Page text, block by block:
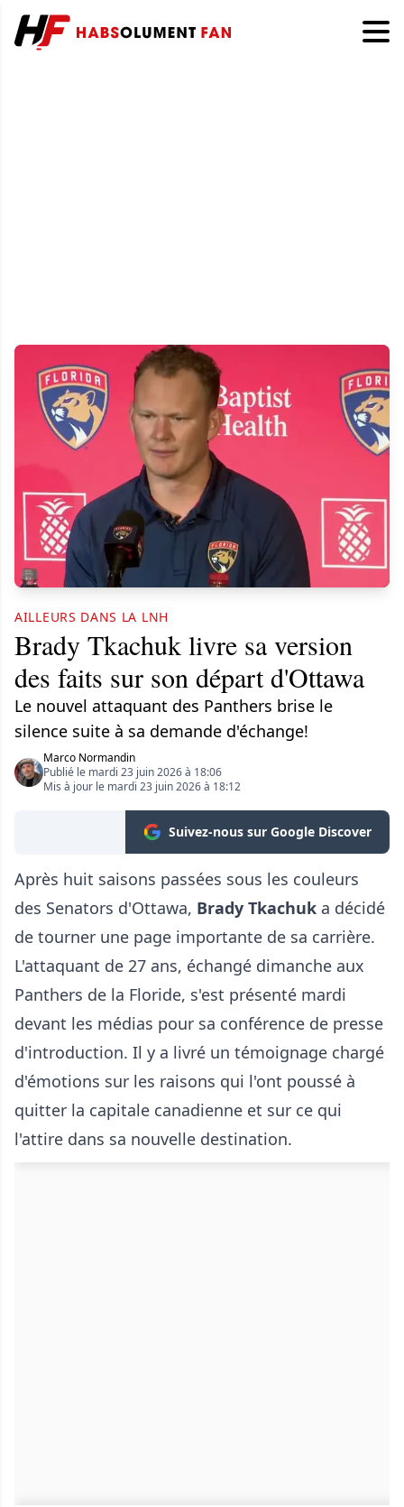
AILLEURS DANS LA LNH
Brady Tkachuk livre sa version
des faits sur son départ d'Ottawa
Le nouvel attaquant des Panthers brise le
silence suite à sa demande d'échange!
Marco Normandin
Publié le mardi 23 juin 2026 à 18:06
Mis à jour le mardi 23 juin 2026 à 18:12
Suivez-nous sur Google Discover
Après huit saisons passées sous les couleurs
des Senators d'Ottawa, Brady Tkachuk a décidé
de tourner une page importante de sa carrière.
L'attaquant de 27 ans, échangé dimanche aux
Panthers de la Floride, s'est présenté mardi
devant les médias pour sa conférence de presse
d'introduction. Il y a livré un témoignage chargé
d'émotions sur les raisons qui l'ont poussé à
quitter la capitale canadienne et sur ce qui
l'attire dans sa nouvelle destination.